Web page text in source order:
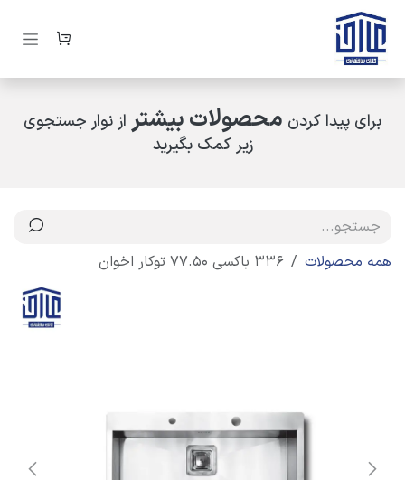
صرف نظر و مشاهده محتوا
برای پیدا کردن محصولات بیشتر از نوار جستجوی
زیر کمک بگیرید
همه محصولات 336 باکسی 77.50 توکار اخوان